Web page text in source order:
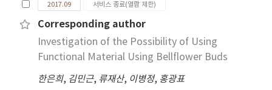
2017.09 서비스 종료(열람 제한)
Corresponding author
Investigation of the Possibility of Using
Functional Material Using Bellflower Buds
한은희, 김민근, 류재산, 이병정, 홍광표